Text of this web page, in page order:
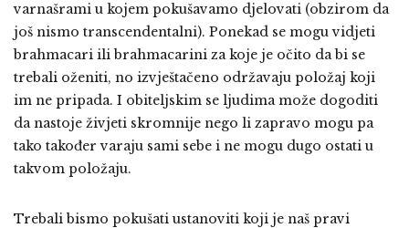
varnašrami u kojem pokušavamo djelovati (obzirom da
još nismo transcendentalni). Ponekad se mogu vidjeti
brahmacari ili brahmacarini za koje je očito da bi se
trebali oženiti, no izvještačeno održavaju položaj koji
im ne pripada. I obiteljskim se ljudima može dogoditi
da nastoje živjeti skromnije nego li zapravo mogu pa
tako također varaju sami sebe i ne mogu dugo ostati u
takvom položaju.
Trebali bismo pokušati ustanoviti koji je naš pravi